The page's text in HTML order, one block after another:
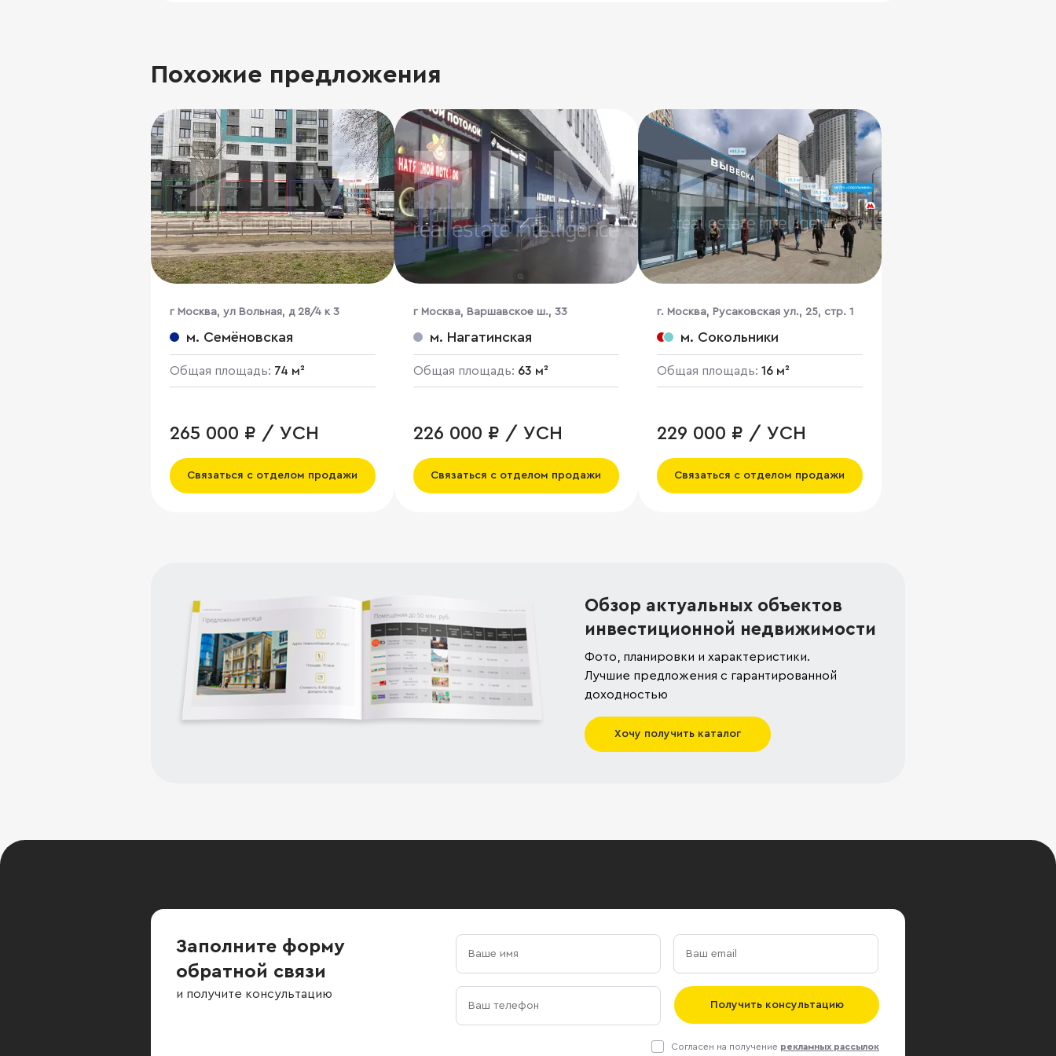
Похожие предложения
г Москва, ул Вольная, д 28/4 к 3
м. Семёновская
Общая площадь: 74 м²
265 000 ₽ / УСН
Связаться с отделом продажи
г Москва, Варшавское ш., 33
м. Нагатинская
Общая площадь: 63 м²
226 000 ₽ / УСН
Связаться с отделом продажи
г. Москва, Русаковская ул., 25, стр. 1
м. Сокольники
Общая площадь: 16 м²
229 000 ₽ / УСН
Связаться с отделом продажи
Обзор актуальных объектов
инвестиционной недвижимости
Фото, планировки и характеристики.
Лучшие предложения с гарантированной
доходностью
Хочу получить каталог
Заполните форму
обратной связи
и получите консультацию
Получить консультацию
Согласен на получение рекламных рассылок